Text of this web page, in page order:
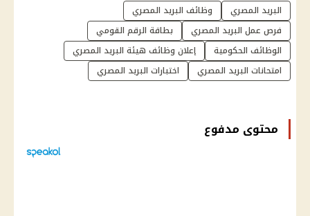
البريد المصري
وظائف البريد المصري
فرص عمل البريد المصري
بطاقة الرقم القومي
الوظائف الحكومية
إعلان وظائف هيئة البريد المصري
امتحانات البريد المصري
اختبارات البريد المصري
محتوى مدفوع